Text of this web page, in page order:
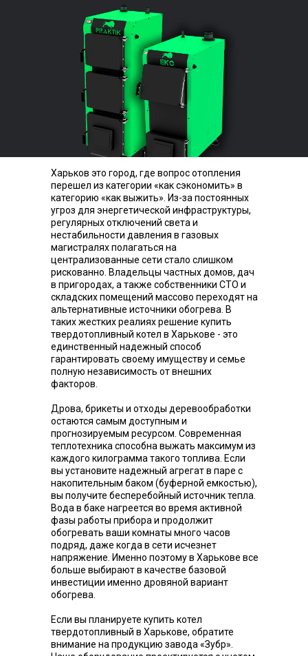
Харьков это город, где вопрос отопления
перешел из категории «как сэкономить» в
категорию «как выжить». Из-за постоянных
угроз для энергетической инфраструктуры,
регулярных отключений света и
нестабильности давления в газовых
магистралях полагаться на
централизованные сети стало слишком
рискованно. Владельцы частных домов, дач
в пригородах, а также собственники СТО и
складских помещений массово переходят на
альтернативные источники обогрева. В
таких жестких реалиях решение купить
твердотопливный котел в Харькове - это
единственный надежный способ
гарантировать своему имуществу и семье
полную независимость от внешних
факторов.
Дрова, брикеты и отходы деревообработки
остаются самым доступным и
прогнозируемым ресурсом. Современная
теплотехника способна выжать максимум из
каждого килограмма такого топлива. Если
вы установите надежный агрегат в паре с
накопительным баком (буферной емкостью),
вы получите бесперебойный источник тепла.
Вода в баке нагреется во время активной
фазы работы прибора и продолжит
обогревать ваши комнаты много часов
подряд, даже когда в сети исчезнет
напряжение. Именно поэтому в Харькове все
больше выбирают в качестве базовой
инвестиции именно дровяной вариант
обогрева.
Если вы планируете купить котел
твердотопливный в Харькове, обратите
внимание на продукцию завода «Зубр».